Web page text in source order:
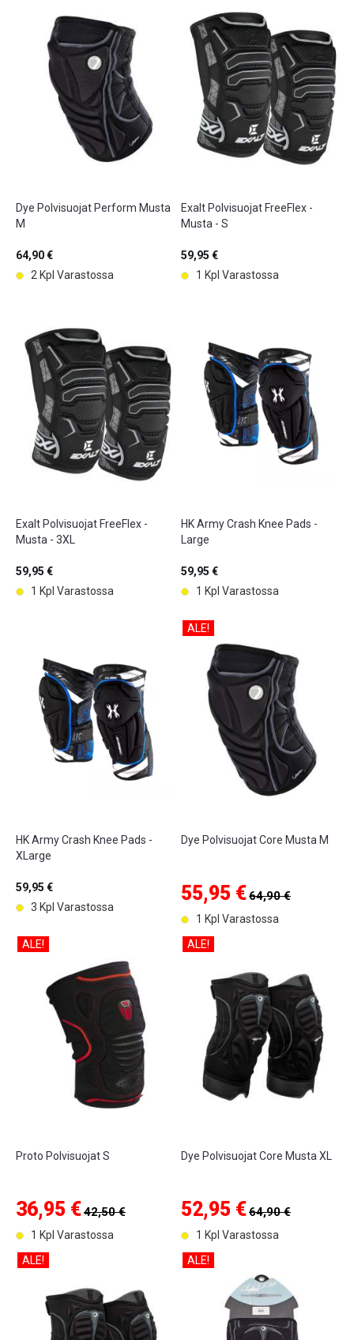
Dye Polvisuojat Perform Musta
M
64,90 €
2 Kpl Varastossa
Exalt Polvisuojat FreeFlex -
Musta - S
59,95 €
1 Kpl Varastossa
Exalt Polvisuojat FreeFlex -
Musta - 3XL
59,95 €
1 Kpl Varastossa
HK Army Crash Knee Pads -
Large
59,95 €
1 Kpl Varastossa
HK Army Crash Knee Pads -
XLarge
59,95 €
3 Kpl Varastossa
ALE!
Dye Polvisuojat Core Musta M
55,95 €64,90 €
1 Kpl Varastossa
ALE!
Proto Polvisuojat S
36,95 €42,50 €
1 Kpl Varastossa
ALE!
Dye Polvisuojat Core Musta XL
52,95 €64,90 €
1 Kpl Varastossa
ALE!
ALE!